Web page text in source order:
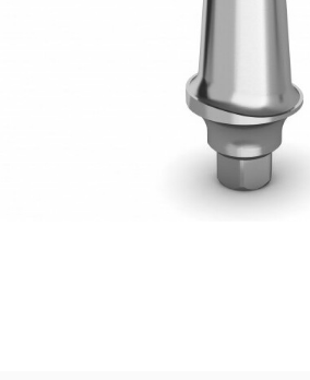
Ajouter au panier